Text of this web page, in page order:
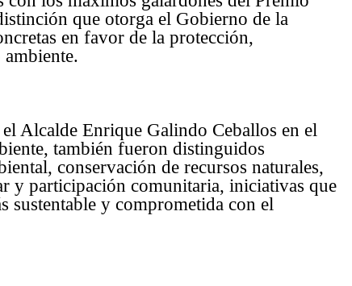
que otorga el Gobierno de la
en favor de la protección,
Alcalde Enrique Galindo Ceballos en el
también fueron distinguidos
conservación de recursos naturales,
y participación comunitaria, iniciativas que
sustentable y comprometida con el